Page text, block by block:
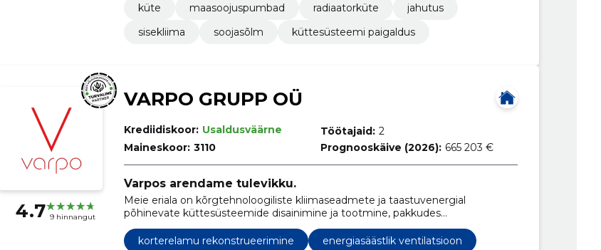
küte
maasoojuspumbad radiaatorküte
jahutus
sisekliima
soojasõlm küttesüsteemi paigaldus
4.7 9 hinnangut
VARPO GRUPP OÜ
Krediidiskoor: Usaldusväärne
Maineskoor: 3110
Töötajaid: 2
Prognooskäive (2026): 665 203 €
Varpos arendame tulevikku.
Meie eriala on kõrgtehnoloogiliste kliimaseadmete ja taastuvenergial
põhinevate küttesüsteemide disainimine ja tootmine, pakkudes
energiatõhususe konsultatsioone ning hoone rekonstrueerimise teenuseid.
korterelamu rekonstrueerimine
energiasäästlik ventilatsioon